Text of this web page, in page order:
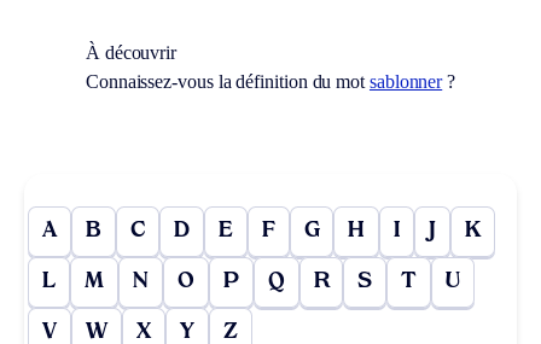
À découvrir
Connaissez-vous la définition du mot sablonner?
A B C D E F G H I J K
L M N O P Q R S T U
V W X Y Z